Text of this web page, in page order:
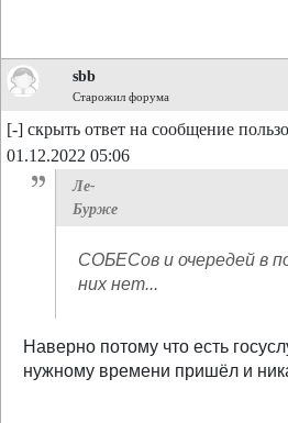
sbb
Старожил форума
[-] скрыть ответ на сообщение
01.12.2022 05:06
Ле-
Бурже
СОБЕСов и очередей в
них нет...
Наверно потому что есть
нужному времени пришёл и